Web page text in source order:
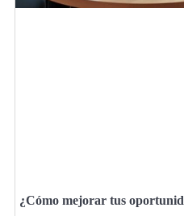
¿Cómo mejorar tus